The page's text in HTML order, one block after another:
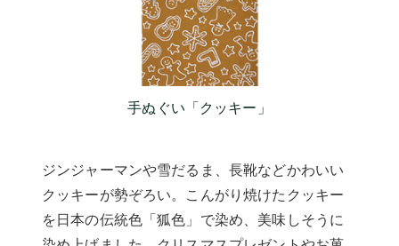
手ぬぐい「クッキー」
ジンジャーマンや雪だるま、長靴などかわいい
クッキーが勢ぞろい。こんがり焼けたクッキー
を日本の伝統色「狐色」で染め、美味しそうに